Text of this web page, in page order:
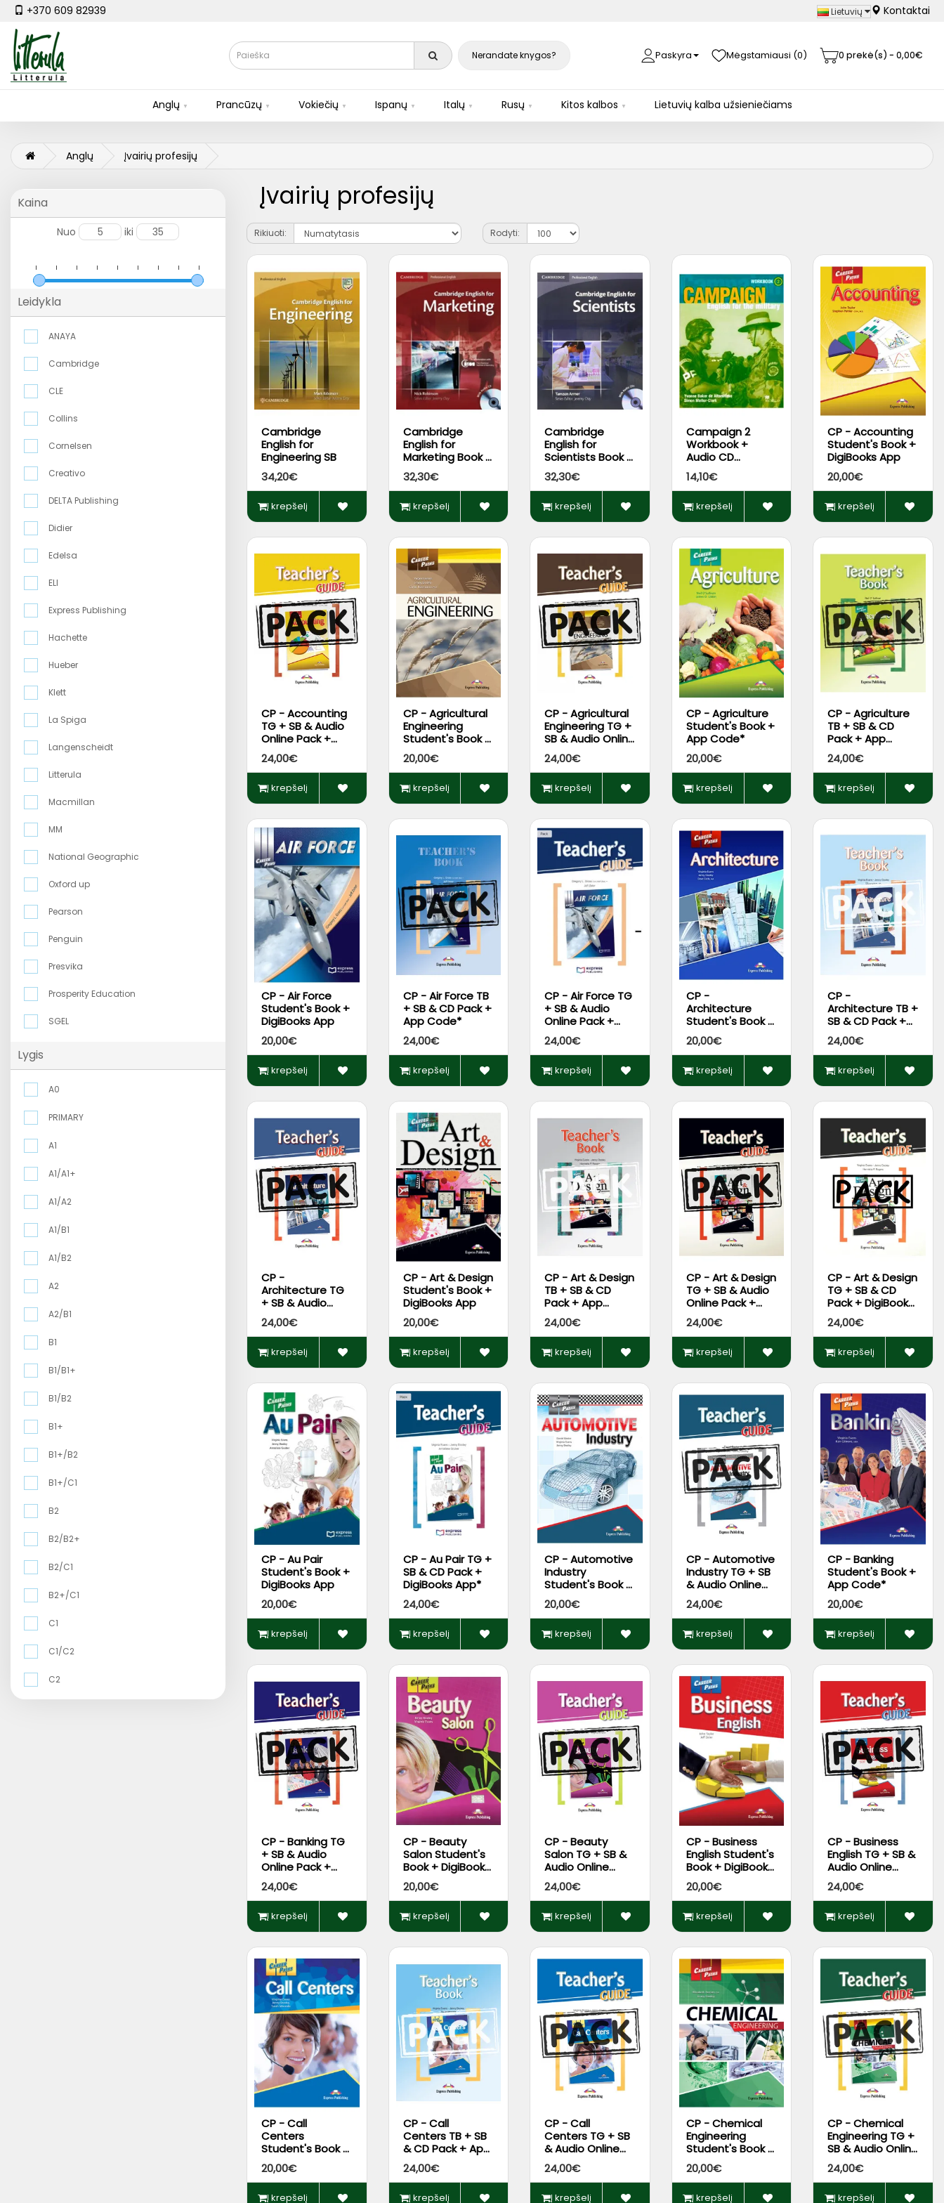
+370 609 82939 Lietuvių Kontaktai
Nerandate knygos? Paskyra Mėgstamiausi (0) 0 prekė(s) - 0,00€
Anglų Prancūzų Vokiečių Ispanų Italų Rusų Kitos kalbos Lietuvių kalba užsieniečiams
Anglų Įvairių profesijų
Kaina
Nuo iki
Leidykla
ANAYA
Cambridge
CLE
Collins
Cornelsen
Creativo
DELTA Publishing
Didier
Edelsa
ELI
Express Publishing
Hachette
Hueber
Klett
La Spiga
Langenscheidt
Litterula
Macmillan
MM
National Geographic
Oxford up
Pearson
Penguin
Presvika
Prosperity Education
SGEL
Lygis
A0
PRIMARY
A1
A1/A1+
A1/A2
A1/B1
A1/B2
A2
A2/B1
B1
B1/B1+
B1/B2
B1+
B1+/B2
B1+/C1
B2
B2/B2+
B2/C1
B2+/C1
C1
C1/C2
C2
Įvairių profesijų
Rikiuoti: Rodyti:
Cambridge
English for
Engineering SB
34,20€
Į krepšelį
Cambridge
English for
Marketing Book +
Audio CD*
32,30€
Į krepšelį
Cambridge
English for
Scientists Book +
Audio CDs*
32,30€
Į krepšelį
Campaign 2
Workbook +
Audio CD
(pratybos)*
14,10€
Į krepšelį
CP - Accounting
Student's Book +
DigiBooks App
20,00€
Į krepšelį
CP - Accounting
TG + SB & Audio
Online Pack +
DigiBooks App
24,00€
Į krepšelį
CP - Agricultural
Engineering
Student's Book +
DigiBooks App
20,00€
Į krepšelį
CP - Agricultural
Engineering TG +
SB & Audio Online
Pack + DigiBooks
App
24,00€
Į krepšelį
CP - Agriculture
Student's Book +
App Code*
20,00€
Į krepšelį
CP - Agriculture
TB + SB & CD
Pack + App
Code*
24,00€
Į krepšelį
CP - Air Force
Student's Book +
DigiBooks App
20,00€
Į krepšelį
CP - Air Force TB
+ SB & CD Pack +
App Code*
24,00€
Į krepšelį
CP - Air Force TG
+ SB & Audio
Online Pack +
DigiBooks App
24,00€
Į krepšelį
CP -
Architecture
Student's Book +
DigiBooks App
20,00€
Į krepšelį
CP -
Architecture TB +
SB & CD Pack +
App Code*
24,00€
Į krepšelį
CP -
Architecture TG
+ SB & Audio
Online Pack +
DigiBooks App
24,00€
Į krepšelį
CP - Art & Design
Student's Book +
DigiBooks App
20,00€
Į krepšelį
CP - Art & Design
TB + SB & CD
Pack + App
Code*
24,00€
Į krepšelį
CP - Art & Design
TG + SB & Audio
Online Pack +
DigiBooks App
24,00€
Į krepšelį
CP - Art & Design
TG + SB & CD
Pack + DigiBooks
App*
24,00€
Į krepšelį
CP - Au Pair
Student's Book +
DigiBooks App
20,00€
Į krepšelį
CP - Au Pair TG +
SB & CD Pack +
DigiBooks App*
24,00€
Į krepšelį
CP - Automotive
Industry
Student's Book +
DigiBooks App
20,00€
Į krepšelį
CP - Automotive
Industry TG + SB
& Audio Online
Pack + DigiBooks
App
24,00€
Į krepšelį
CP - Banking
Student's Book +
App Code*
20,00€
Į krepšelį
CP - Banking TG
+ SB & Audio
Online Pack +
DigiBooks App
24,00€
Į krepšelį
CP - Beauty
Salon Student's
Book + DigiBooks
App
20,00€
Į krepšelį
CP - Beauty
Salon TG + SB &
Audio Online
Pack + DigiBooks
App
24,00€
Į krepšelį
CP - Business
English Student's
Book + DigiBooks
App
20,00€
Į krepšelį
CP - Business
English TG + SB &
Audio Online
Pack + DigiBooks
App
24,00€
Į krepšelį
CP - Call
Centers
Student's Book +
App Code*
20,00€
Į krepšelį
CP - Call
Centers TB + SB
& CD Pack + App
Code*
24,00€
Į krepšelį
CP - Call
Centers TG + SB
& Audio Online
Pack + DigiBooks
App
24,00€
Į krepšelį
CP - Chemical
Engineering
Student's Book +
DigiBooks App
20,00€
Į krepšelį
CP - Chemical
Engineering TG +
SB & Audio Online
Pack + DigiBooks
App
24,00€
Į krepšelį